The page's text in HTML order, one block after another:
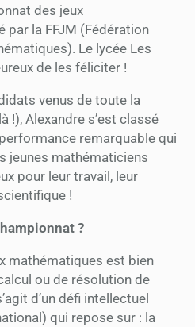
des jeux
par la FFJM (Fédération
Le lycée Les
de les féliciter !
venus de toute la
!), Alexandre s’est classé
remarquable qui
jeunes mathématiciens
pour leur travail, leur
!
?
mathématiques est bien
ou de résolution de
d’un défi intellectuel
qui repose sur : la